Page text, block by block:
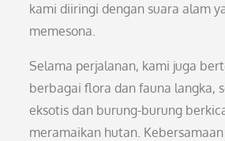
kami diiringi dengan suara alam
memesona.
Selama perjalanan, kami juga
berbagai flora dan fauna langka,
eksotis dan burung-burung
meramaikan hutan.